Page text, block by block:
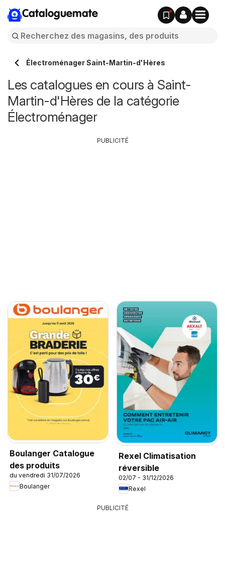
Cataloguemate
Électroménager Saint-Martin-d'Hères
Les catalogues en cours à Saint-
Martin-d'Hères de la catégorie
Électroménager
Boulanger Catalogue
des produits
du vendredi 31/07/2026
Boulanger
Rexel Climatisation
réversible
02/07 - 31/12/2026
Rexel
PUBLICITÉ
PUBLICITÉ